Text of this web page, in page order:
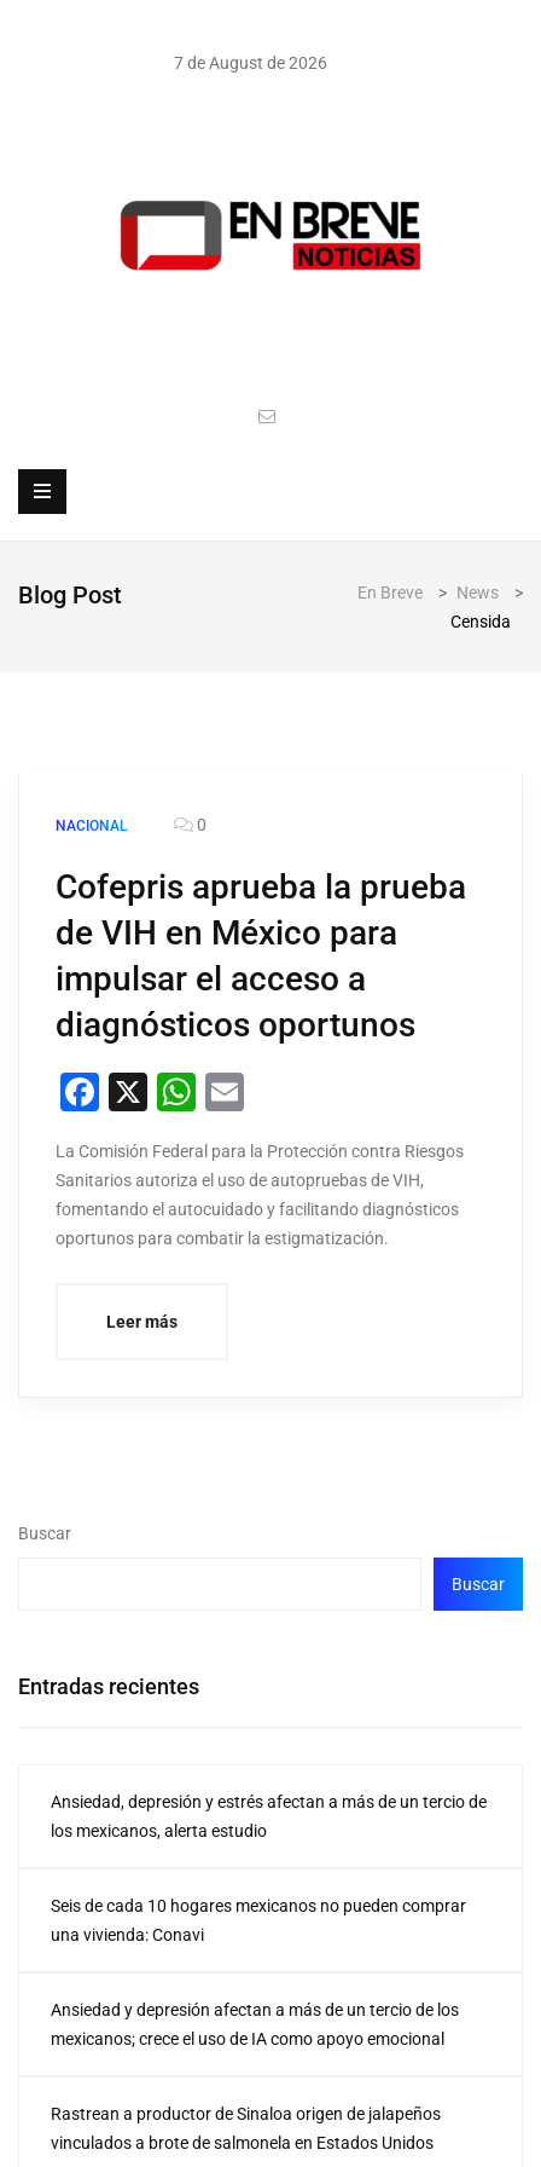
7 de August de 2026
Blog Post En Breve > News
>
Censida
NACIONAL 0
Cofepris aprueba la prueba
de VIH en México para
impulsar el acceso a
diagnósticos oportunos
Facebook
X WhatsApp
La Comisión Federal para la Protección contra Riesgos
Sanitarios autoriza el uso de autopruebas de VIH,
fomentando el autocuidado y facilitando diagnósticos
oportunos para combatir la estigmatización.
Leer más
Buscar
Buscar
Entradas recientes
Ansiedad, depresión y estrés afectan a más de un tercio de
los mexicanos, alerta estudio
Seis de cada 10 hogares mexicanos no pueden comprar
una vivienda: Conavi
Ansiedad y depresión afectan a más de un tercio de los
mexicanos; crece el uso de IA como apoyo emocional
Rastrean a productor de Sinaloa origen de jalapeños
vinculados a brote de salmonela en Estados Unidos